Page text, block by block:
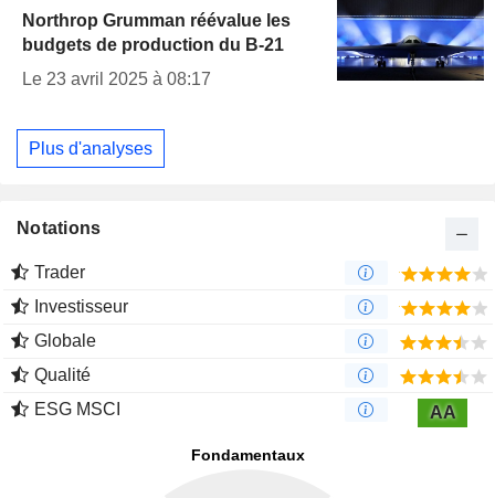
Northrop Grumman réévalue les
budgets de production du B-21
Le 23 avril 2025 à 08:17
Plus d'analyses
Notations
Trader
Investisseur
Globale
Qualité
ESG MSCI
AA